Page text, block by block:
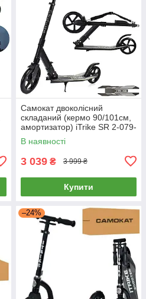
Самокат двоколісний
складаний (кермо 90/101см,
амортизатор) iTrike SR 2-079-
B Чорний
В наявності
3 039 ₴ 3 999 ₴
Купити
–24%